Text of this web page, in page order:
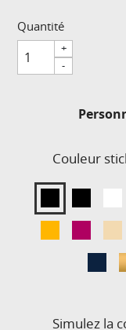
Quantité
+
-
Couleur
Simulez la